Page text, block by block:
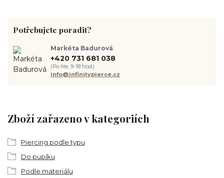
Zboží zařazeno v kategoriích
Piercing podle typu
Do pupíku
Podle materiálu
Potřebujete poradit?
Markéta Badurová
+420 731 681 038
(Po-Ne, 9-18 hod.)
info@infinitypierce.cz